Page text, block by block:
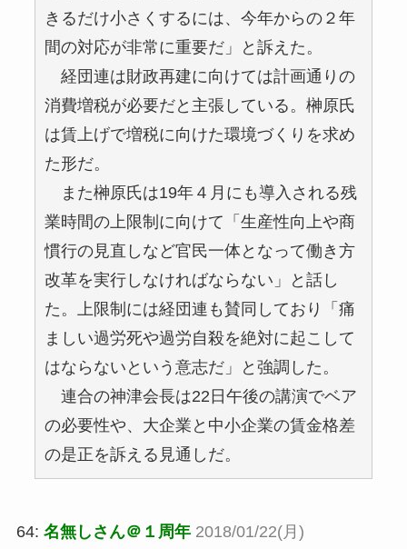
きるだけ小さくするには、今年からの２年
間の対応が非常に重要だ」と訴えた。
経団連は財政再建に向けては計画通りの
消費増税が必要だと主張している。榊原氏
は賃上げで増税に向けた環境づくりを求め
た形だ。
また榊原氏は19年４月にも導入される残
業時間の上限制に向けて「生産性向上や商
慣行の見直しなど官民一体となって働き方
改革を実行しなければならない」と話し
た。上限制には経団連も賛同しており「痛
ましい過労死や過労自殺を絶対に起こして
はならないという意志だ」と強調した。
連合の神津会長は22日午後の講演でベア
の必要性や、大企業と中小企業の賃金格差
の是正を訴える見通しだ。
64: 名無しさん＠１周年 2018/01/22(月)